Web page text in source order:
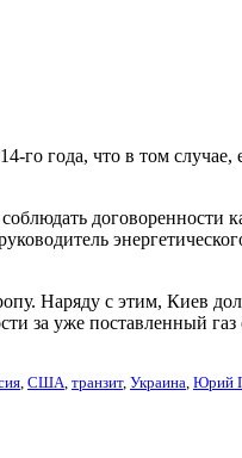
го года, что в том случае,
договоренности
Наряду с этим, Киев
за уже поставленный газ
, США, транзит, Украина, Юрий